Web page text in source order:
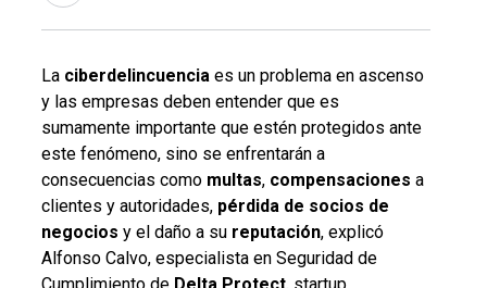
La ciberdelincuencia es un problema en ascenso
y las empresas deben entender que es
sumamente importante que estén protegidos ante
este fenómeno, sino se enfrentarán a
consecuencias como multas, compensaciones a
clientes y autoridades, pérdida de socios de
negocios y el daño a su reputación, explicó
Alfonso Calvo, especialista en Seguridad de
Cumplimiento de Delta Protect, startup